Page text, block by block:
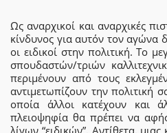
Ως αναρχικοί και αναρχικές
κίνδυνος για αυτόν τον αγώνα
οι ειδικοί στην πολιτική. Το
σπουδαστών/τριών
περιμένουν από τους
αντιμετωπίζουν την πολιτική
οποία άλλοι κατέχουν και
πλειοψηφία θα πρέπει να
λίγων “ειδικών”. Αντίθετα,